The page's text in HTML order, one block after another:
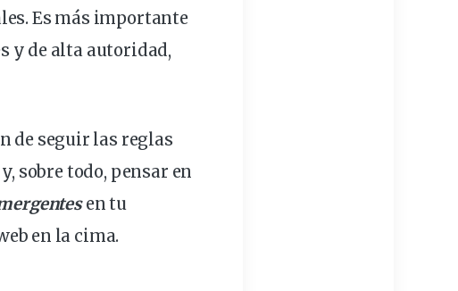
Es más importante
y de alta autoridad,
de seguir las reglas
sobre todo, pensar en
en tu
en la cima.